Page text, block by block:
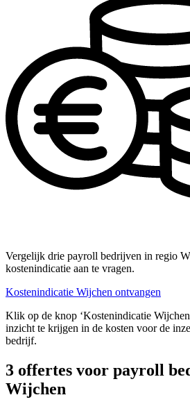
Vergelijk drie payroll bedrijven in regio
kostenindicatie aan te vragen.
Kostenindicatie Wijchen ontvangen
Klik op de knop ‘Kostenindicatie
inzicht te krijgen in de kosten voor de
bedrijf.
3 offertes voor payroll
Wijchen